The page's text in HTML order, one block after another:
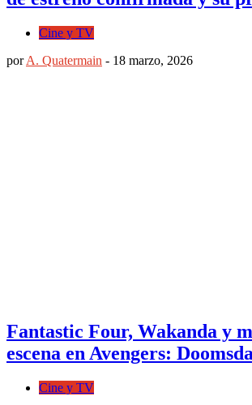
Cine y TV
porA. Quatermain - 18 marzo, 2026
Fantastic Four, Wakanda y
escena en Avengers:
Cine y TV